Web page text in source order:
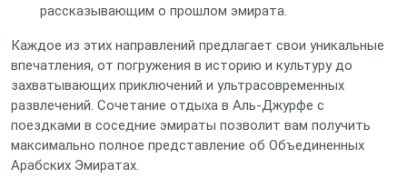
рассказывающим о прошлом эмирата.
Каждое из этих направлений предлагает свои уникальные
впечатления, от погружения в историю и культуру до
захватывающих приключений и ультрасовременных
развлечений. Сочетание отдыха в Аль-Джурфе с
поездками в соседние эмираты позволит вам получить
максимально полное представление об Объединенных
Арабских Эмиратах.